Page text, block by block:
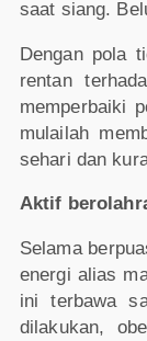
saat siang.
Dengan pola
rentan
memperbaiki
mulailah
sehari dan
Aktif
Selama
energi alias
ini terbawa
dilakukan,